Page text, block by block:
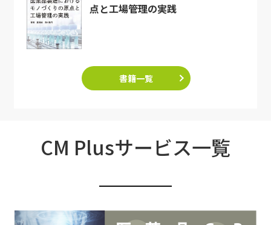
点と工場管理の実践
書籍一覧
CM Plusサービス一覧